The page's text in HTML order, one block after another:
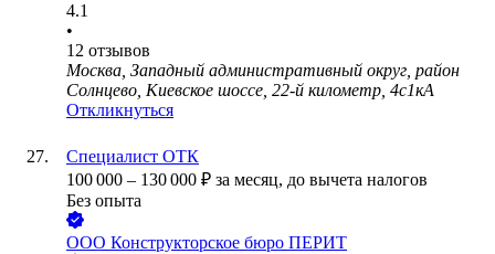
4.1
•
12 отзывов
Москва, Западный административный округ, район
Солнцево, Киевское шоссе, 22-й километр, 4с1кА
Откликнуться
Специалист ОТК
100 000 – 130 000 ₽ за месяц, до вычета налогов
Без опыта
ООО Конструкторское бюро ПЕРИТ